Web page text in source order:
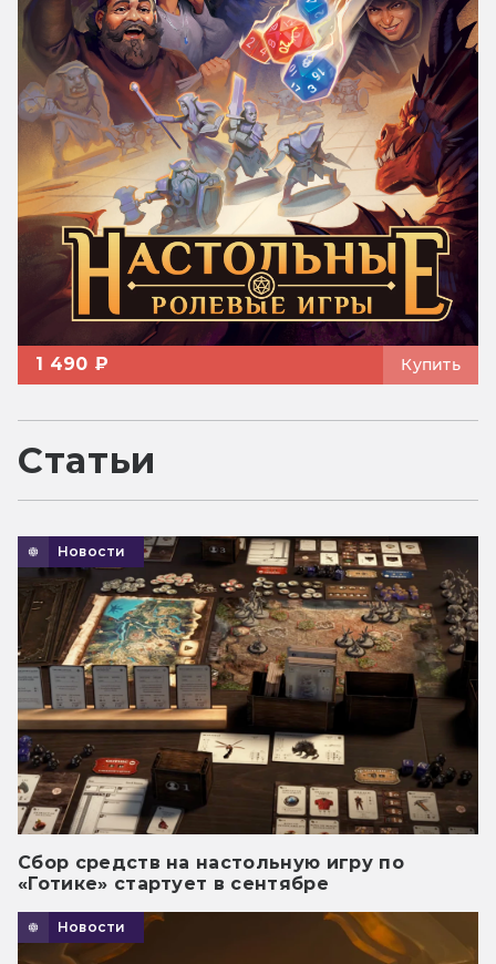
1 490 ₽ Купить
Статьи
Новости
Сбор средств на настольную игру по
«Готике» стартует в сентябре
Новости